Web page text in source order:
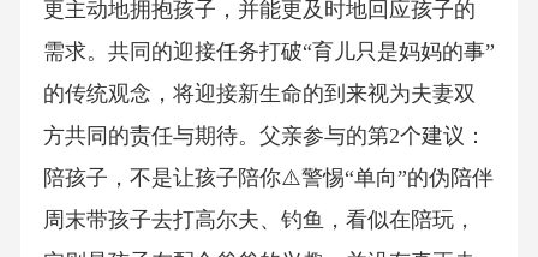
更主动地拥抱孩子，并能更及时地回应孩子的
需求。共同的迎接任务打破“育儿只是妈妈的事”
的传统观念，将迎接新生命的到来视为夫妻双
方共同的责任与期待。父亲参与的第2个建议：
陪孩子，不是让孩子陪你⚠️警惕“单向”的伪陪伴
周末带孩子去打高尔夫、钓鱼，看似在陪玩，